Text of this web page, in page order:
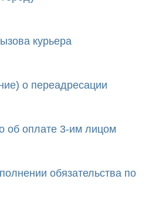
курьера
о переадресации
об оплате 3-им лицом
обязательства по